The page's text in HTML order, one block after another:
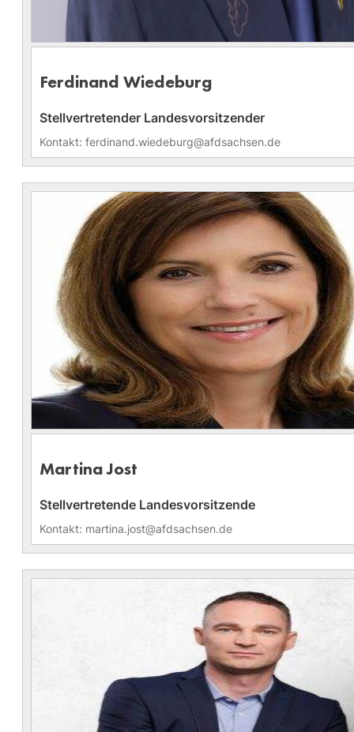
Ferdinand Wiedeburg
Stellvertretender Landesvorsitzender
Kontakt: ferdinand.wiedeburg@afdsachsen.de
Martina Jost
Stellvertretende Landesvorsitzende
Kontakt: martina.jost@afdsachsen.de